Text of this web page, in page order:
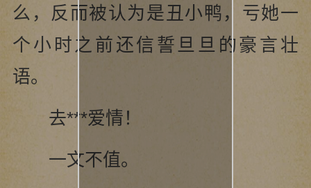
么，反而被认为是丑小鸭，亏她一
个小时之前还信誓旦旦的豪言壮
语。
去***爱情！
一文不值。